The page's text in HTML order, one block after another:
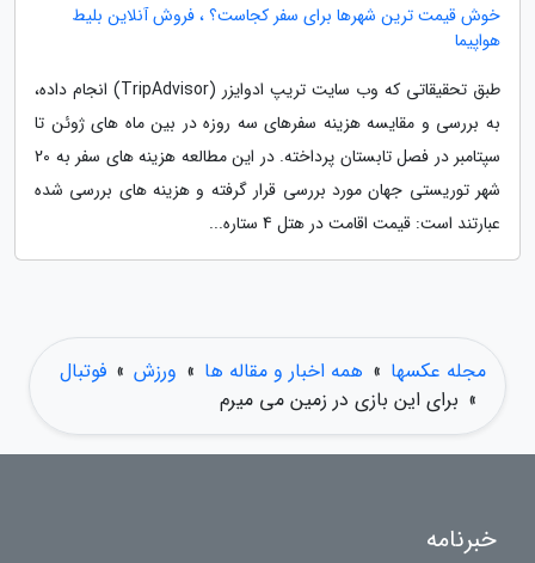
خوش قیمت ترین شهرها برای سفر کجاست؟ ، فروش آنلاین بلیط
هواپیما
طبق تحقیقاتی که وب سایت تریپ ادوایزر (TripAdvisor) انجام داده،
به بررسی و مقایسه هزینه سفرهای سه روزه در بین ماه های ژوئن تا
سپتامبر در فصل تابستان پرداخته. در این مطالعه هزینه های سفر به 20
شهر توریستی جهان مورد بررسی قرار گرفته و هزینه های بررسی شده
عبارتند است: قیمت اقامت در هتل 4 ستاره...
مجله عکسها » همه اخبار و مقاله ها » ورزش » فوتبال
» برای این بازی در زمین می میرم
خبرنامه